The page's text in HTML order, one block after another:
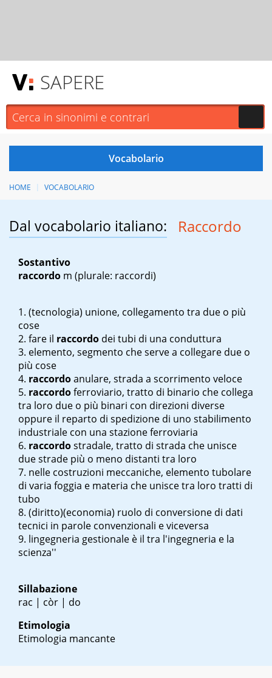
SAPERE
HOME VOCABOLARIO
Dal vocabolario italiano: Raccordo
Sostantivo
raccordo m (plurale: raccordi)
(tecnologia) unione, collegamento tra due o più
cose
fare il raccordo dei tubi di una conduttura
elemento, segmento che serve a collegare due o
più cose
raccordoanulare, strada a scorrimento veloce
raccordoferroviario, tratto di binario che collega
tra loro due o più binari con direzioni diverse
oppure il reparto di spedizione di uno stabilimento
industriale con una stazione ferroviaria
raccordostradale, tratto di strada che unisce
due strade più o meno distanti tra loro
nelle costruzioni meccaniche, elemento tubolare
di varia foggia e materia che unisce tra loro tratti di
tubo
(diritto)(economia) ruolo di conversione di dati
tecnici in parole convenzionali e viceversa
lingegneria gestionale è il tra l'ingegneria e la
scienza''
Sillabazione
rac | còr | do
Etimologia
Etimologia mancante